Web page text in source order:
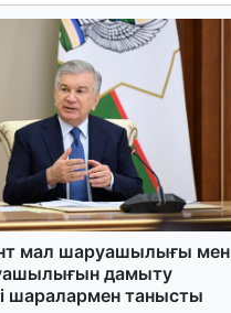
мал шаруашылығы мен
дамыту
шаралармен танысты